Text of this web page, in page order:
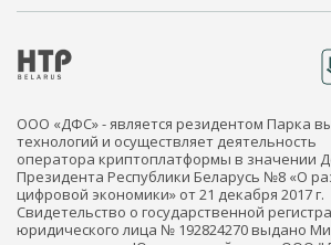
ООО «ДФС» - является резидентом Парка
технологий и осуществляет деятельность
оператора криптоплатформы в значении
Президента Республики Беларусь №8 «О
цифровой экономики» от 21 декабря 2017 г.
Свидетельство о государственной
юридического лица № 192824270 выдано